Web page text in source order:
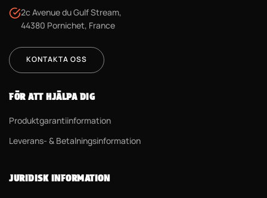
2c Avenue du Gulf Stream,
44380 Pornichet, France
KONTAKTA OSS
FÖR ATT HJÄLPA DIG
Produktgarantiinformation
Leverans- & Betalningsinformation
JURIDISK INFORMATION